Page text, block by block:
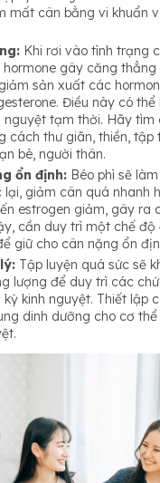
mất cân bằng vi khuẩn
Khi rơi vào tình trạng
gây căng thẳng
sản xuất các
Điều này có thể
nguyệt tạm thời. Hãy
cách thư giãn, thiền, tập
bè, người thân.
ổn định: Béo phì sẽ
lại, giảm cân quá nhanh
estrogen giảm, gây ra
cần duy trì một chế độ
giữ cho cân nặng ổn
Tập luyện quá sức sẽ
lượng để duy trì các
kinh nguyệt. Thiết lập
dinh dưỡng cho cơ